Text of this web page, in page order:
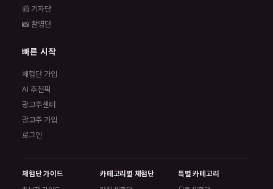
📰 기자단
📸 촬영단
빠른 시작
체험단 가입
AI 추천픽
광고주센터
광고주 가입
로그인
체험단 가이드
카테고리별 체험단
특별 카테고리